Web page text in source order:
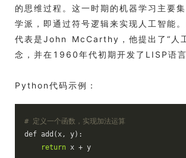
的思维过程。这一时期的机器学习主要
学派，即通过符号逻辑来实现人工智能
代表是John McCarthy，他提出了“人
念，并在1960年代初期开发了LISP语言
Python代码示例：
# 定义一个函数，实现加法运算
def add(x, y):
return x + y